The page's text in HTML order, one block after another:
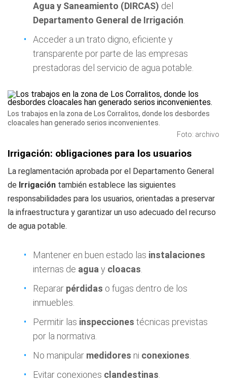
Agua y Saneamiento (DIRCAS) del
Departamento General de Irrigación
Acceder a un trato digno, eficiente y
transparente por parte de las empresas
prestadoras del servicio de agua potable.
Los trabajos en la zona de Los Corralitos, donde los desbordes
cloacales han generado serios inconvenientes.
Foto: archivo
Irrigación: obligaciones para los usuarios
La reglamentación aprobada por el Departamento General
de Irrigación también establece las siguientes
responsabilidades para los usuarios, orientadas a preservar
la infraestructura y garantizar un uso adecuado del recurso
de agua potable.
Mantener en buen estado las instalaciones
internas de agua y cloacas
Reparar pérdidas o fugas dentro de los
inmuebles.
Permitir las inspecciones técnicas previstas
por la normativa.
No manipular medidores ni conexiones
Evitar conexiones clandestinas